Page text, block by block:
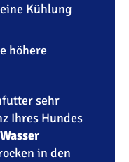
Kühlung
höhere
sehr
Ihres Hundes
in den